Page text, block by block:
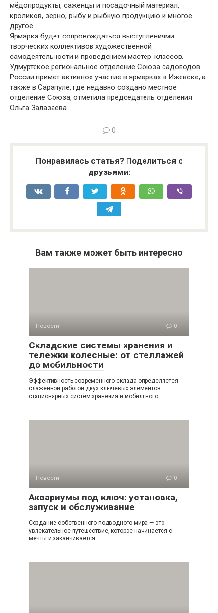
мёдопродукты, саженцы и посадочный материал,
кроликов, зерно, рыбу и рыбную продукцию и многое
другое.
Ярмарка будет сопровождаться выступлениями
творческих коллективов художественной
самодеятельности и проведением мастер-классов.
Удмуртское региональное отделение Союза садоводов
России примет активное участие в ярмарках в Ижевске, а
также в Сарапуле, где недавно создано местное
отделение Союза, отметила председатель отделения
Ольга Залазаева.
0
Понравилась статья? Поделиться с
друзьями:
Вам также может быть интересно
Новости 0
Складские системы хранения и
тележки колесные: от стеллажей
до мобильности
Эффективность современного склада определяется
слаженной работой двух ключевых элементов:
стационарных систем хранения и мобильного
Новости 0
Аквариумы под ключ: установка,
запуск и обслуживание
Создание собственного подводного мира — это
увлекательное путешествие, которое начинается с
мечты и заканчивается